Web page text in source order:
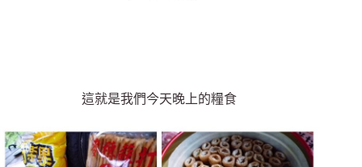
這就是我們今天晚上的糧食